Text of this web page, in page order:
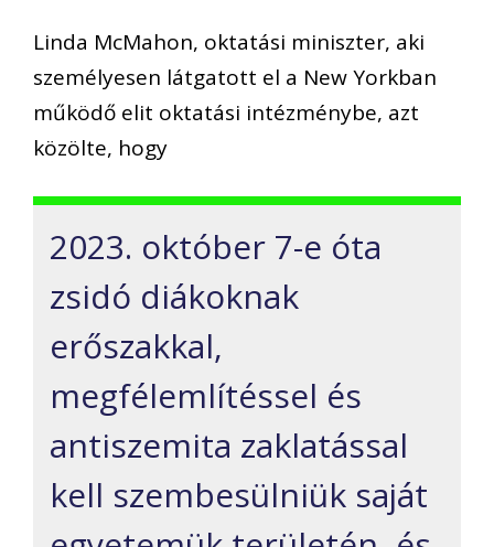
Linda McMahon, oktatási miniszter, aki
személyesen látgatott el a New Yorkban
működő elit oktatási intézménybe, azt
közölte, hogy
2023. október 7-e óta
zsidó diákoknak
erőszakkal,
megfélemlítéssel és
antiszemita zaklatással
kell szembesülniük saját